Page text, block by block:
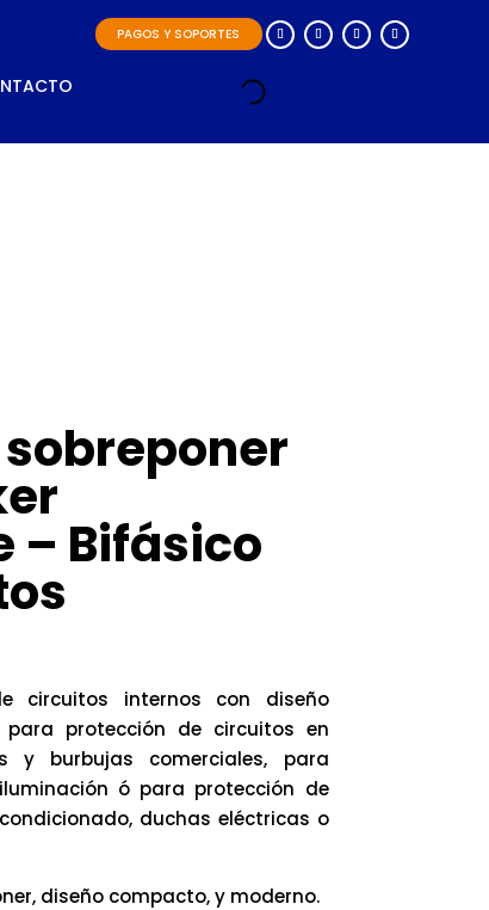
PAGOS Y SOPORTES
– Bifásico
circuitos internos con diseño
protección de circuitos en
y burbujas comerciales, para
ó para protección de
duchas eléctricas o
diseño compacto, y moderno.